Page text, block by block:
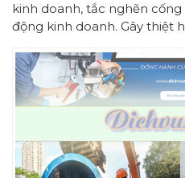
kinh doanh, tắc nghẽn
động kinh doanh. Gây thiệt